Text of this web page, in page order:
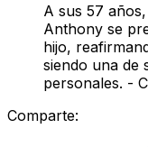
A sus 57
Anthony se
hijo,
siendo una de
personales. -
Comparte: